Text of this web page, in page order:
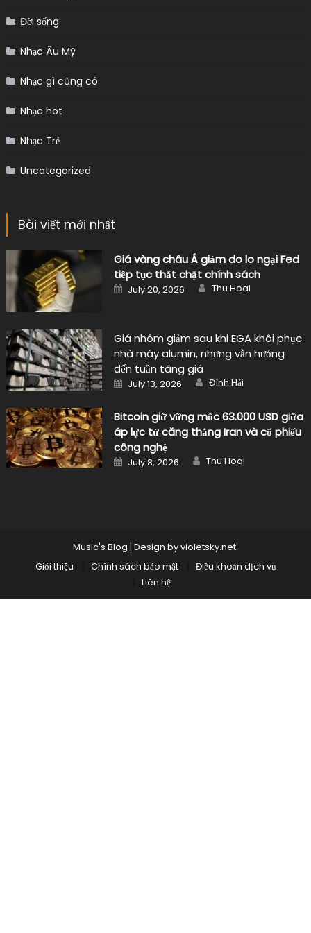
Đời sống
Nhạc Âu Mỹ
Nhạc gì cũng có
Nhạc hot
Nhạc Trẻ
Uncategorized
Bài viết mới nhất
Giá vàng châu Á giảm do lo ngại Fed
tiếp tục thắt chặt chính sách
Posted
on
July 20, 2026 Author
Thu Hoai
Giá nhôm giảm sau khi EGA khôi phục
nhà máy alumin, nhưng vẫn hướng
đến tuần tăng giá
Posted
on
July 13, 2026 Author
Đình Hải
Bitcoin giữ vững mốc 63.000 USD giữa
áp lực từ căng thẳng Iran và cổ phiếu
công nghệ
Posted
on
July 8, 2026 Author
Thu Hoai
Music's Blog | Design byvioletsky.net.
Giới thiệu
Chính sách bảo mật
Điều khoản dịch vụ
Liên hệ